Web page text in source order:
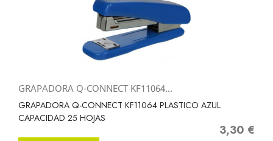
GRAPADORA Q-CONNECT KF11064...
GRAPADORA Q-CONNECT KF11064 PLASTICO AZUL
CAPACIDAD 25 HOJAS
Precio
3,30 €